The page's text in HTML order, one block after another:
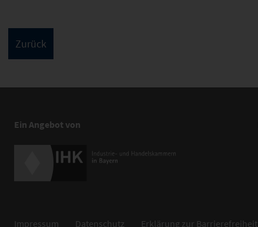
Ein Angebot von
Impressum Datenschutz Erklärung zur Barrierefreiheit